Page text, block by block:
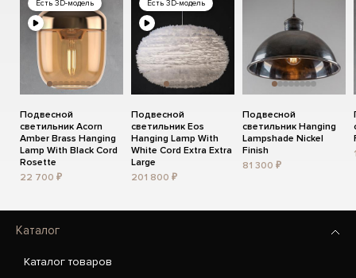
Есть 3D-модель
Подвесной
светильник Acorn
Amber Brass Hanging
Lamp With Black Cord
Rosette
22 700 ₽
Есть 3D-модель
Подвесной
светильник Eos
Hanging Lamp With
White Cord Extra Extra
Large
201 800 ₽
Подвесной
светильник Hanging
Lampshade Nickel
Finish
81 300 ₽
Каталог
Каталог товаров